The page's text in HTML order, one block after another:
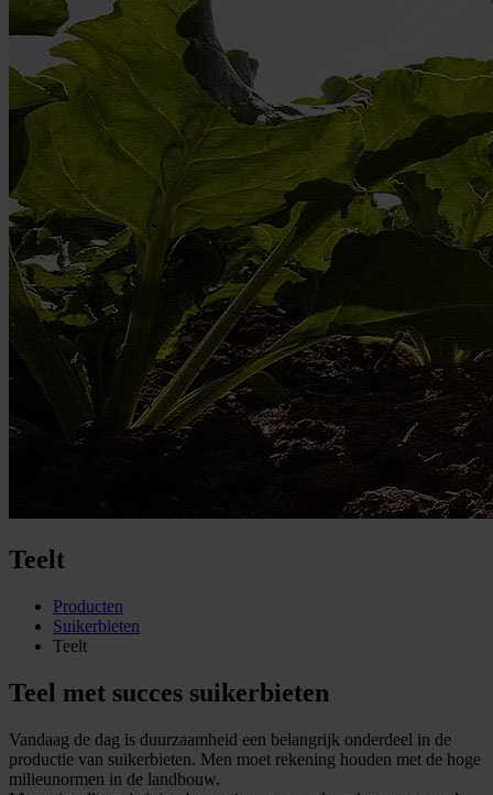
Teelt
Producten
Suikerbieten
Teelt
Teel met succes suikerbieten
Vandaag de dag is duurzaamheid een belangrijk onderdeel in de
productie van suikerbieten. Men moet rekening houden met de hoge
milieunormen in de landbouw.